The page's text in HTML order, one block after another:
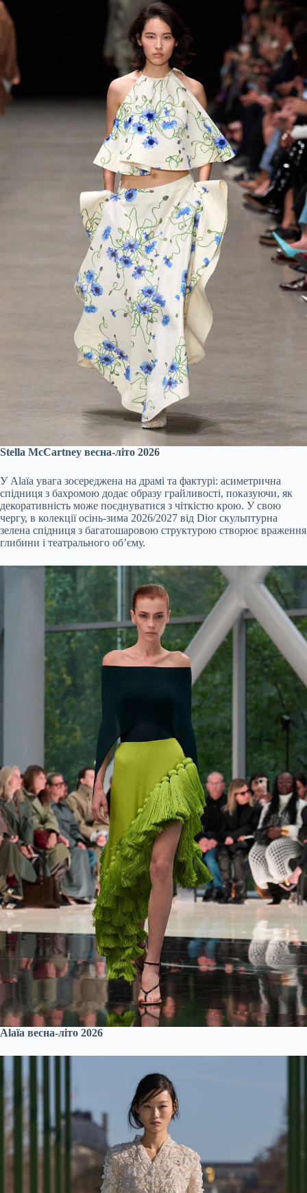
Stella McCartney весна-літо 2026
У Alaïa увага зосереджена на драмі та фактурі: асиметрична
спідниця з бахромою додає образу грайливості, показуючи, як
декоративність може поєднуватися з чіткістю крою. У свою
чергу, в колекції осінь-зима 2026/2027 від Dior скульптурна
зелена спідниця з багатошаровою структурою створює враження
глибини і театрального об’єму.
Alaїa весна-літо 2026